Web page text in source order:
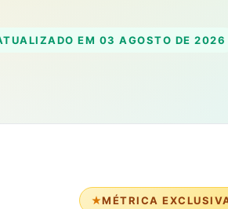
EM 03 AGOSTO DE 2026
MÉTRICA